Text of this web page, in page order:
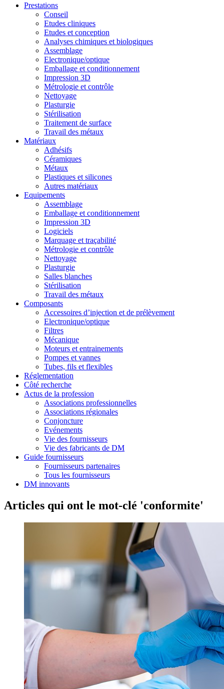
Prestations
Conseil
Etudes cliniques
Etudes et conception
Analyses chimiques et biologiques
Assemblage
Electronique/optique
Emballage et conditionnement
Impression 3D
Métrologie et contrôle
Nettoyage
Plasturgie
Stérilisation
Traitement de surface
Travail des métaux
Matériaux
Adhésifs
Céramiques
Métaux
Plastiques et silicones
Autres matériaux
Equipements
Assemblage
Emballage et conditionnement
Impression 3D
Logiciels
Marquage et traçabilité
Métrologie et contrôle
Nettoyage
Plasturgie
Salles blanches
Stérilisation
Travail des métaux
Composants
Accessoires d’injection et de prélèvement
Electronique/optique
Filtres
Mécanique
Moteurs et entrainements
Pompes et vannes
Tubes, fils et flexibles
Réglementation
Côté recherche
Actus de la profession
Associations professionnelles
Associations régionales
Conjoncture
Evénements
Vie des fournisseurs
Vie des fabricants de DM
Guide fournisseurs
Fournisseurs partenaires
Tous les fournisseurs
DM innovants
Articles qui ont le mot-clé 'conformite'